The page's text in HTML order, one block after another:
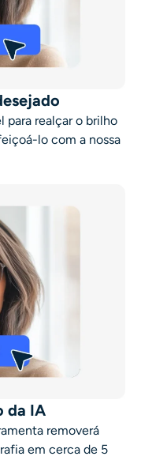
para realçar o brilho
lo com a nossa
da IA
removerá
em cerca de 5